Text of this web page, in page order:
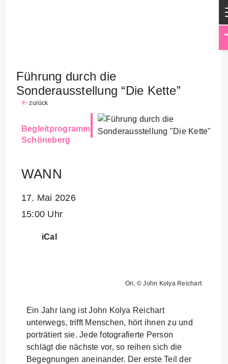
Führung durch die
Sonderausstellung “Die Kette”
zurück
Begleitprogramm
Schöneberg
WANN
17. Mai 2026
15:00 Uhr
iCal
Ori, © John Kolya Reichart
Ein Jahr lang ist John Kolya Reichart
unterwegs, trifft Menschen, hört ihnen zu und
porträtiert sie. Jede fotografierte Person
schlägt die nächste vor, so reihen sich die
Begegnungen aneinander. Der erste Teil der